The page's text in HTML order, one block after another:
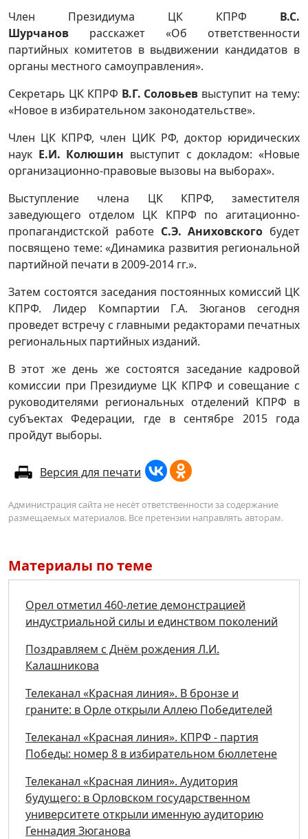
Член Президиума ЦК КПРФ В.С.
Шурчанов расскажет «Об ответственности
партийных комитетов в выдвижении кандидатов в
органы местного самоуправления».
Секретарь ЦК КПРФ В.Г. Соловьев выступит на тему:
«Новое в избирательном законодательстве».
Член ЦК КПРФ, член ЦИК РФ, доктор юридических
наук Е.И. Колюшин выступит с докладом: «Новые
организационно-правовые вызовы на выборах».
Выступление члена ЦК КПРФ, заместителя
заведующего отделом ЦК КПРФ по агитационно-
пропагандистской работе С.Э. Аниховского будет
посвящено теме: «Динамика развития региональной
партийной печати в 2009-2014 гг.».
Затем состоятся заседания постоянных комиссий ЦК
КПРФ. Лидер Компартии Г.А. Зюганов сегодня
проведет встречу с главными редакторами печатных
региональных партийных изданий.
В этот же день же состоятся заседание кадровой
комиссии при Президиуме ЦК КПРФ и совещание с
руководителями региональных отделений КПРФ в
субъектах Федерации, где в сентябре 2015 года
пройдут выборы.
Версия для печати
Администрация сайта не несёт ответственности за содержание
размещаемых материалов. Все претензии направлять авторам.
Материалы по теме
Орел отметил 460-летие демонстрацией
индустриальной силы и единством поколений
Поздравляем с Днём рождения Л.И.
Калашникова
Телеканал «Красная линия». В бронзе и
граните: в Орле открыли Аллею Победителей
Телеканал «Красная линия». КПРФ - партия
Победы: номер 8 в избирательном бюллетене
Телеканал «Красная линия». Аудитория
будущего: в Орловском государственном
университете открыли именную аудиторию
Геннадия Зюганова